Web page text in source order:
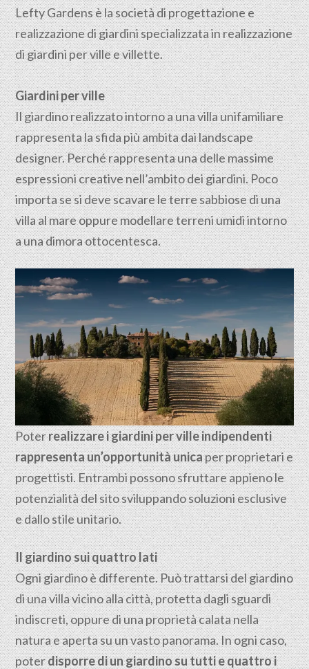
Lefty Gardens è la società di progettazione e
realizzazione di giardini specializzata in realizzazione
di giardini per ville e villette.
Giardini per ville
Il giardino realizzato intorno a una villa unifamiliare
rappresenta la sfida più ambita dai landscape
designer. Perché rappresenta una delle massime
espressioni creative nell’ambito dei giardini. Poco
importa se si deve scavare le terre sabbiose di una
villa al mare oppure modellare terreni umidi intorno
a una dimora ottocentesca.
Poterrealizzare i giardini per ville indipendenti
rappresenta un’opportunità unicaper proprietari e
progettisti. Entrambi possono sfruttare appieno le
potenzialità del sito sviluppando soluzioni esclusive
e dallo stile unitario.
Il giardino sui quattro lati
Ogni giardino è differente. Può trattarsi del giardino
di una villa vicino alla città, protetta dagli sguardi
indiscreti, oppure di una proprietà calata nella
natura e aperta su un vasto panorama. In ogni caso,
poterdisporre di un giardino su tutti e quattro i